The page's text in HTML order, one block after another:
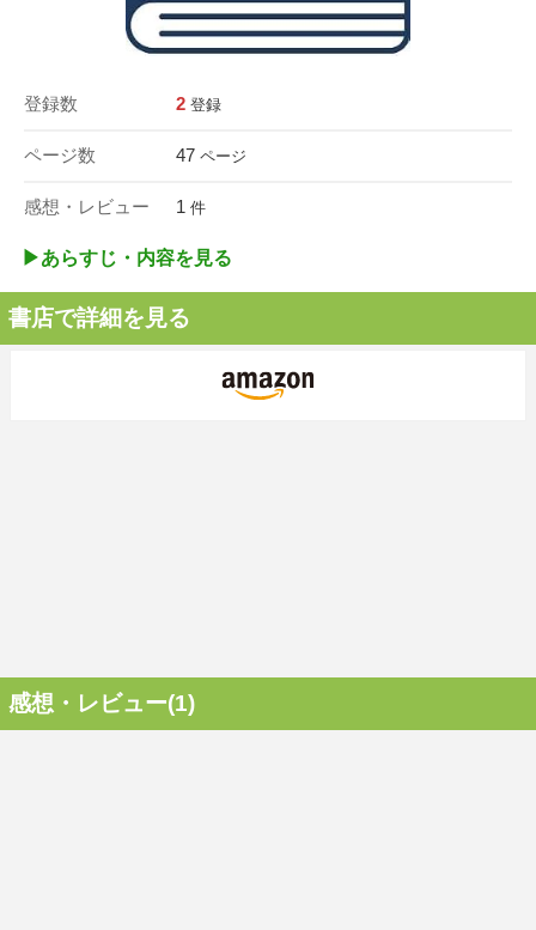
登録数 2 登録
ページ数 47 ページ
感想・レビュー 1 件
▶︎あらすじ・内容を見る
書店で詳細を見る
感想・レビュー(1)